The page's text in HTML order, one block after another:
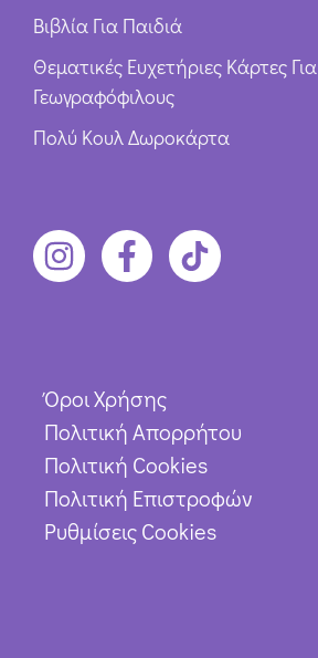
Βιβλία Για Παιδιά
Θεματικές Ευχετήριες Κάρτες Για
Γεωγραφόφιλους
Πολύ Κουλ Δωροκάρτα
Όροι Χρήσης
Πολιτική Απορρήτου
Πολιτική Cookies
Πολιτική Επιστροφών
Ρυθμίσεις Cookies